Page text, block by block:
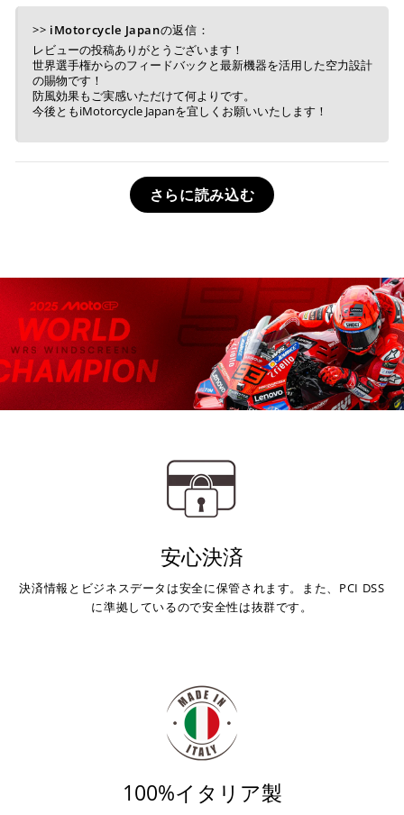
>> iMotorcycle Japanの返信：
レビューの投稿ありがとうございます！
世界選手権からのフィードバックと最新機器を活用した空力設計
の賜物です！
防風効果もご実感いただけて何よりです。
今後ともiMotorcycle Japanを宜しくお願いいたします！
さらに読み込む
安心決済
決済情報とビジネスデータは安全に保管されます。また、PCI DSS
に準拠しているので安全性は抜群です。
100%イタリア製